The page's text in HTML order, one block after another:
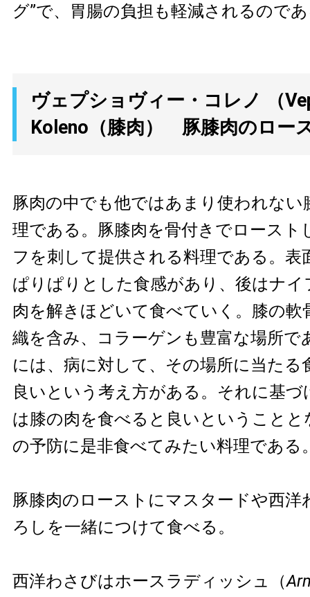
グ”で、胃腸の負担も軽減されるので
ヴェプショヴィー・コレノ （
Koleno（膝肉） 豚膝肉のロー
豚肉の中でも他ではあまり使われない
理である。豚膝肉を骨付きでロースト
フを刺して提供される料理である。表
ぱりぱりとした食感があり、後はナイ
肉を解きほどいて食べていく。膝の軟
織を含み、コラーゲンも豊富な場所で
には、病に対して、その場所に当たる
良いという考え方がある。それに基づ
は膝の肉を食べると良いということと
の予防に是非食べてみたい料理である
豚膝肉のローストにマスタードや西洋
ろしを一緒につけて食べる。
西洋わさびはホースラディッシュ（